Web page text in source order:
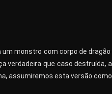
um monstro com corpo de
verdadeira que caso
assumiremos esta versão como